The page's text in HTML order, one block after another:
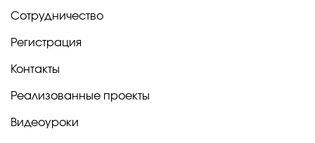
Сотрудничество
Регистрация
Контакты
Реализованные проекты
Видеоуроки